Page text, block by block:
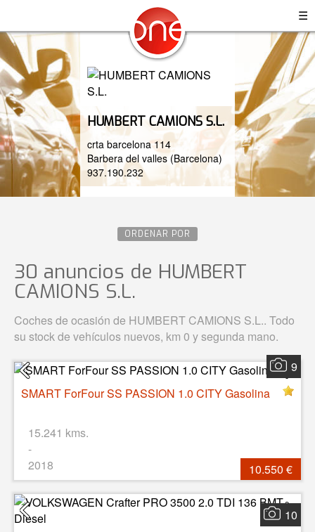
☰
HUMBERT CAMIONS S.L.
crta barcelona 114
Barbera del valles (Barcelona)
937.190.232
ORDENAR POR
30 anuncios de HUMBERT
CAMIONS S.L.
Coches de ocasión de HUMBERT CAMIONS S.L.. Todo
su stock de vehículos nuevos, km 0 y segunda mano.
9
SMART ForFour SS PASSION 1.0 CITY Gasolina
15.241 kms.
-
2018
10.550 €
10